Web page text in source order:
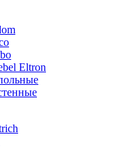
Eltron